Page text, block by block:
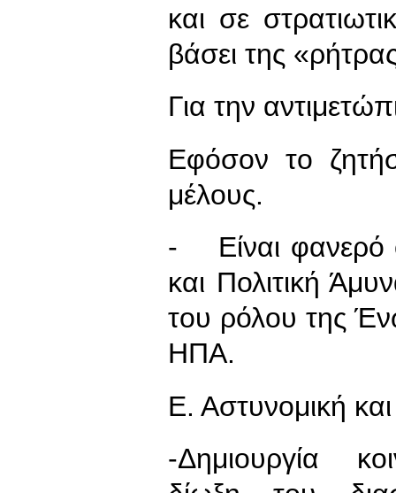
και σε
βάσει της
Για την
Εφόσον το
μέλους.
- Είναι φανερό
και Πολιτική
του ρόλου της
ΗΠΑ.
Ε. Αστυνομική
-Δημιουργία